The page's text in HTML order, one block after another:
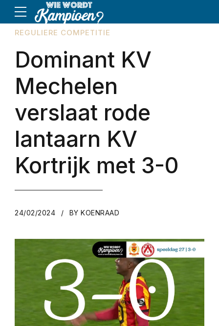
REGULIERE COMPETITIE
Dominant KV
Mechelen
verslaat rode
lantaarn KV
Kortrijk met 3-0
24/02/2024 BY KOENRAAD